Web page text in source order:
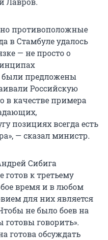
противоположные
в Стамбуле удалось
— не просто о
были предложены
Российскую
в качестве примера
позициях всегда есть
— сказал министр.
Сибига
готов к третьему
время и в любом
для них является
не было боев на
готовы говорить».
готова обсуждать